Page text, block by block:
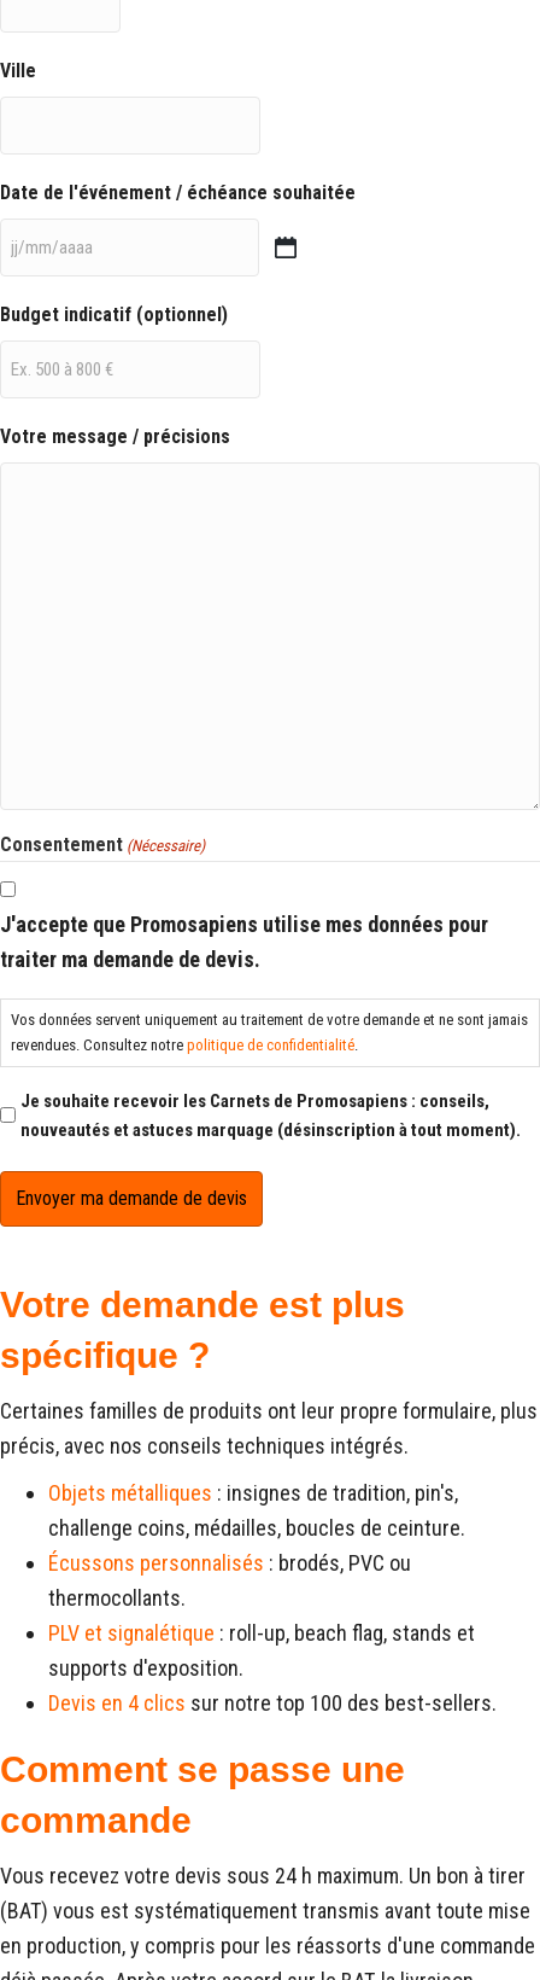
Ville
Date de l'événement / échéance souhaitée
JJ
slash
AAAA
Budget indicatif (optionnel)
Votre message / précisions
Consentement (Nécessaire)
J'accepte que Promosapiens utilise mes données pour
traiter ma demande de devis.
Vos données servent uniquement au traitement de votre demande et ne sont jamais
revendues. Consultez notre politique de confidentialité.
Newsletter
Je souhaite recevoir les Carnets de Promosapiens : conseils,
nouveautés et astuces marquage (désinscription à tout moment).
Votre demande est plus
spécifique ?
Certaines familles de produits ont leur propre formulaire, plus
précis, avec nos conseils techniques intégrés.
Objets métalliques : insignes de tradition, pin's,
challenge coins, médailles, boucles de ceinture.
Écussons personnalisés : brodés, PVC ou
thermocollants.
PLV et signalétique : roll-up, beach flag, stands et
supports d'exposition.
Devis en 4 clics sur notre top 100 des best-sellers.
Comment se passe une
commande
Vous recevez votre devis sous 24 h maximum. Un bon à tirer
(BAT) vous est systématiquement transmis avant toute mise
en production, y compris pour les réassorts d'une commande